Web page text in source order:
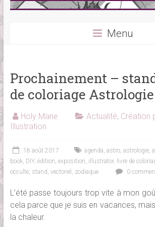
Menu
Prochainement –
de coloriage Astrologie
Holy Mane Actualité, Création
Illustration
18 août 2017 agenda, astro, astrologie,
book, DIY, édition, exposition, illustrator, livre de
occulte, stand , vectoriel , zodiaque 0
L’été passe toujours trop vite à mon
cela parce que je suis en vacances,
la chaleur.